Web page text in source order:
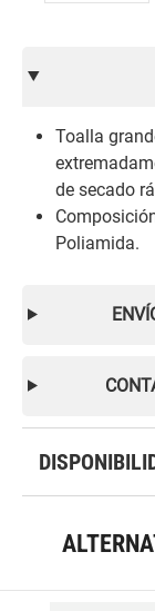
Toalla
de secado
Poliamida.